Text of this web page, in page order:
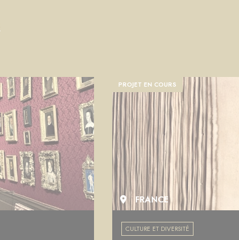
PROJET EN COURS
FRANCE
CULTURE ET DIVERSITÉ